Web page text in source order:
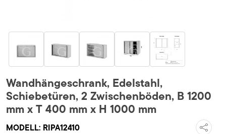
Wandhängeschrank, Edelstahl,
Schiebetüren, 2 Zwischenböden, B 1200
mm x T 400 mm x H 1000 mm
MODELL: RIPA12410